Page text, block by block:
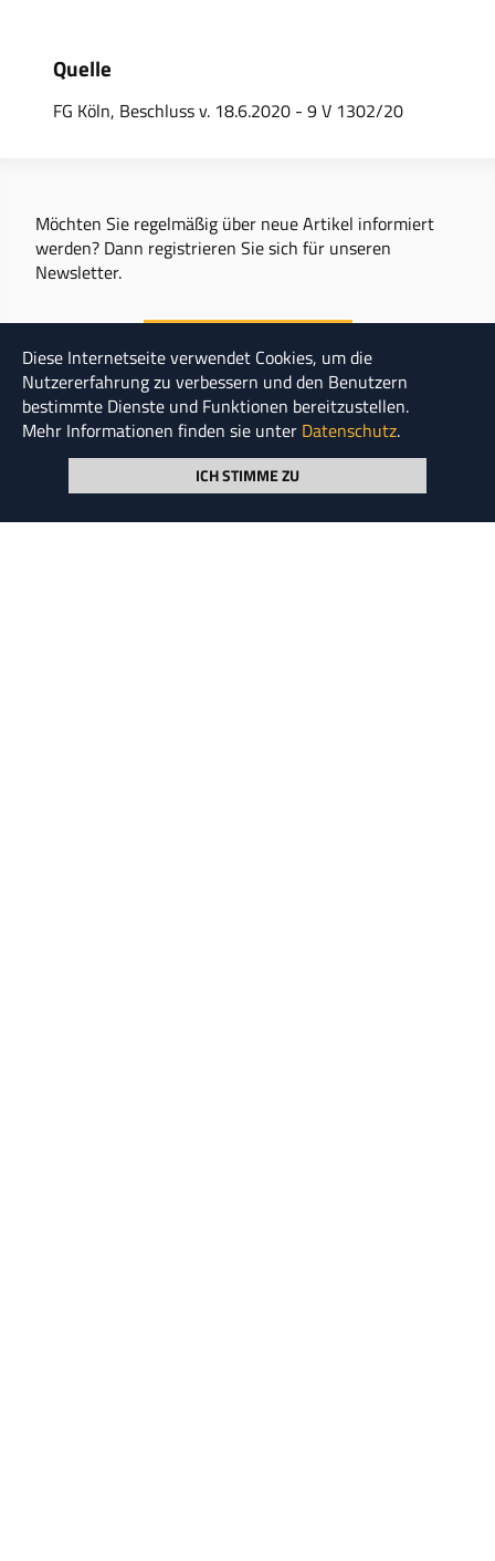
Quelle
FG Köln, Beschluss v. 18.6.2020 - 9 V 1302/20
Möchten Sie regelmäßig über neue Artikel informiert
werden? Dann registrieren Sie sich für unseren
Newsletter.
Diese Internetseite verwendet Cookies, um die
Nutzererfahrung zu verbessern und den Benutzern
bestimmte Dienste und Funktionen bereitzustellen.
Mehr Informationen finden sie unter Datenschutz.
ICH STIMME ZU